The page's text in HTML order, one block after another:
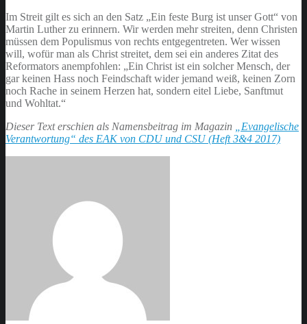
Im Streit gilt es sich an den Satz „Ein feste Burg ist unser Gott“ von
Martin Luther zu erinnern. Wir werden mehr streiten, denn Christen
müssen dem Populismus von rechts entgegentreten. Wer wissen
will, wofür man als Christ streitet, dem sei ein anderes Zitat des
Reformators anempfohlen: „Ein Christ ist ein solcher Mensch, der
gar keinen Hass noch Feindschaft wider jemand weiß, keinen Zorn
noch Rache in seinem Herzen hat, sondern eitel Liebe, Sanftmut
und Wohltat.“
Dieser Text erschien als Namensbeitrag im Magazin
„Evangelische
Verantwortung“ des EAK von CDU und CSU (Heft 3&4 2017)